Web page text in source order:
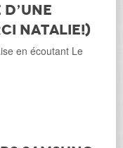
Natalie!)
en écoutant Le